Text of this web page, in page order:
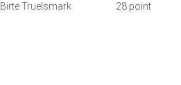
Birte Truelsmark 28 point